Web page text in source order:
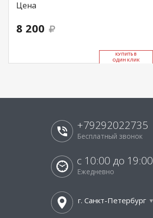
Цена
8 200
КУ­ПИТЬ В
ОДИН КЛИК
+79292022735
Бесплатный звонок
с 10:00 до 19:00
Ежедневно
г. Санкт-Петербург